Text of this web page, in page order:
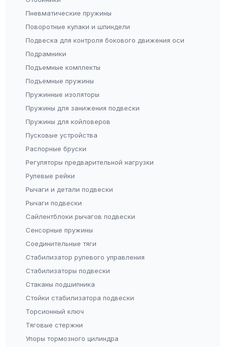
Пневматические пружины
Поворотные кулаки и шпиндели
Подвеска для контроля бокового движения оси
Подрамники
Подъемные комплекты
Подъемные пружины
Пружинные изоляторы
Пружины для занижения подвески
Пружины для койловеров
Пусковые устройства
Распорные бруски
Регуляторы предварительной нагрузки
Рулевые рейки
Рычаги и детали подвески
Рычаги подвески
Сайлентблоки рычагов подвески
Сенсорные пружины
Соединительные тяги
Стабилизатор рулевого управления
Стабилизаторы подвески
Стаканы подшипника
Стойки стабилизатора подвески
Торсионный ключ
Тяговые стержни
Упоры тормозного цилиндра